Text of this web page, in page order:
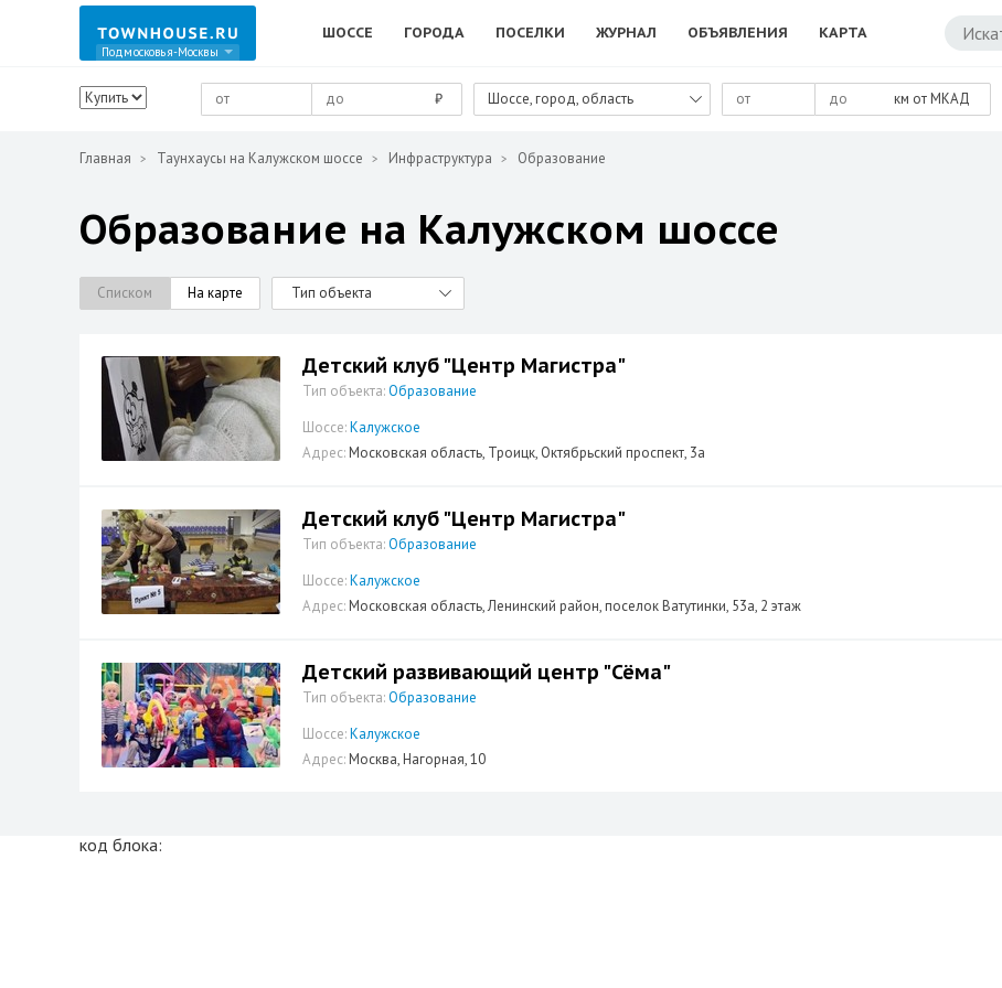
Подмосковья-Москвы
ШОССЕ ГОРОДА ПОСЕЛКИ ЖУРНАЛ ОБЪЯВЛЕНИЯ КАРТА
₽ Шоссе, город, область км от МКАД
Главная Таунхаусы на Калужском шоссе Инфраструктура Образование
Образование на Калужском шоссе
Списком На карте Тип объекта
Детский клуб "Центр Магистра"
Тип объекта:Образование
Шоссе:Калужское
Адрес:Московская область, Троицк, Октябрьский проспект, 3а
Детский клуб "Центр Магистра"
Тип объекта:Образование
Шоссе:Калужское
Адрес:Московская область, Ленинский район, поселок Ватутинки, 53а, 2 этаж
Детский развивающий центр "Сёма"
Тип объекта:Образование
Шоссе:Калужское
Адрес:Москва, Нагорная, 10
код блока: